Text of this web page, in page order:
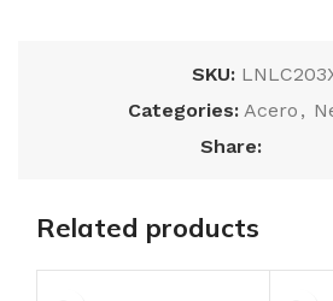
SKU:
Categories: Acero ,
Share:
Related products